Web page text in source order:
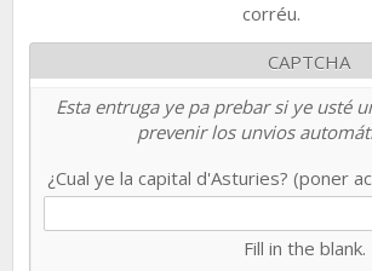
corréu.
CAPTCHA
Esta entruga ye pa prebar si ye usté
prevenir los unvios
¿Cual ye la capital d'Asturies? (poner
Fill in the blank.